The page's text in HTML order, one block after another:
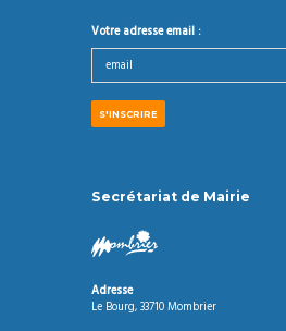
Votre adresse email :
Secrétariat de Mairie
Adresse
Le Bourg, 33710 Mombrier